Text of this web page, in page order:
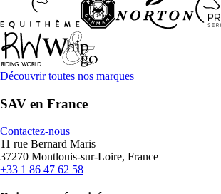
Découvrir toutes nos marques
SAV en France
Contactez-nous
11 rue Bernard Maris
37270 Montlouis-sur-Loire, France
+33 1 86 47 62 58